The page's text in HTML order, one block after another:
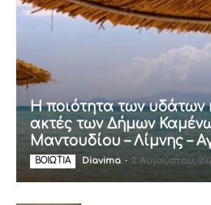
Η ποιότητα των υδάτων
ακτές των Δήμων
Μαντουδίου – Λίμνης –
ΒΟΙΩΤΙΑ Diavima - 2 Αυγούστου,